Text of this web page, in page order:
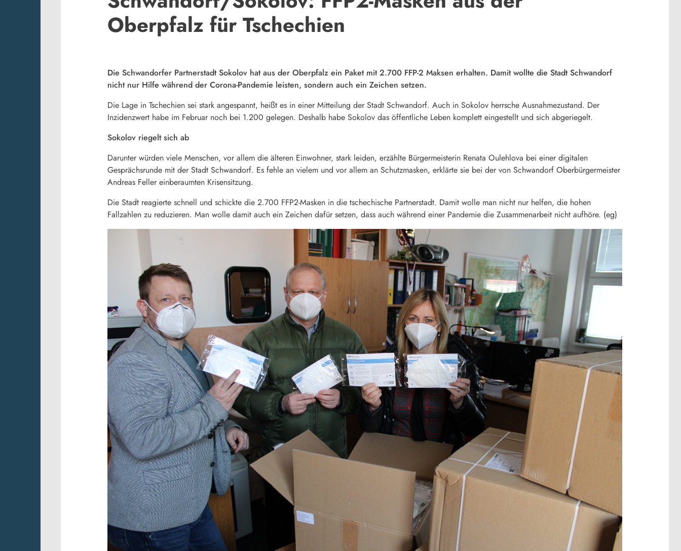
Oberpfalz für Tschechien
Die Schwandorfer Partnerstadt Sokolov hat aus der Oberpfalz ein Paket mit 2.700 FFP-2 Maksen erhalten. Damit wollte die Stadt Schwandorf
nicht nur Hilfe während der Corona-Pandemie leisten, sondern auch ein Zeichen setzen.
Die Lage in Tschechien sei stark angespannt, heißt es in einer Mitteilung der Stadt Schwandorf. Auch in Sokolov herrsche Ausnahmezustand. Der
Inzidenzwert habe im Februar noch bei 1.200 gelegen. Deshalb habe Sokolov das öffentliche Leben komplett eingestellt und sich abgeriegelt.
Sokolov riegelt sich ab
Darunter würden viele Menschen, vor allem die älteren Einwohner, stark leiden, erzählte Bürgermeisterin Renata Oulehlova bei einer digitalen
Gesprächsrunde mit der Stadt Schwandorf. Es fehle an vielem und vor allem an Schutzmasken, erklärte sie bei der von Schwandorf Oberbürgermeister
Andreas Feller einberaumten Krisensitzung.
Die Stadt reagierte schnell und schickte die 2.700 FFP2-Masken in die tschechische Partnerstadt. Damit wolle man nicht nur helfen, die hohen
Fallzahlen zu reduzieren. Man wolle damit auch ein Zeichen dafür setzen, dass auch während einer Pandemie die Zusammenarbeit nicht aufhöre. (eg)